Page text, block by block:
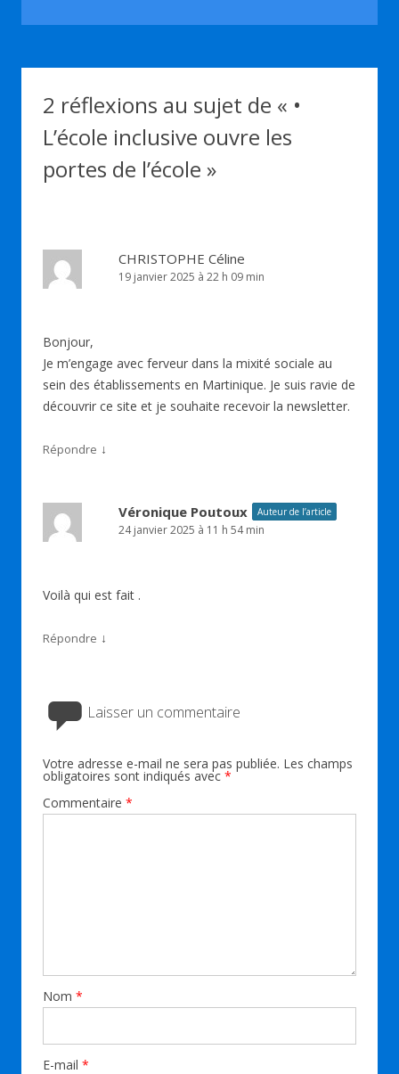
2 réflexions au sujet de « •
L’école inclusive ouvre les
portes de l’école »
CHRISTOPHE Céline
19 janvier 2025 à 22 h 09 min
Bonjour,
Je m’engage avec ferveur dans la mixité sociale au
sein des établissements en Martinique. Je suis ravie de
découvrir ce site et je souhaite recevoir la newsletter.
Répondre ↓
Véronique Poutoux Auteur de l’article
24 janvier 2025 à 11 h 54 min
Voilà qui est fait .
Répondre ↓
Laisser un commentaire
Votre adresse e-mail ne sera pas publiée. Les champs
obligatoires sont indiqués avec *
Commentaire *
Nom *
E-mail *